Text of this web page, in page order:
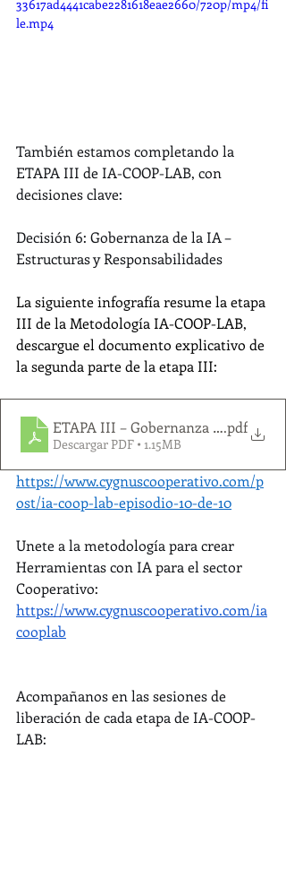
33617ad4441cabe2281618eae2660/720p/mp4/fi
le.mp4
También estamos completando la
ETAPA III de IA-COOP-LAB, con
decisiones clave:
Decisión 6: Gobernanza de la IA –
Estructuras y Responsabilidades
La siguiente infografía resume la etapa
III de la Metodología IA-COOP-LAB,
descargue el documento explicativo de
la segunda parte de la etapa III:
ETAPA III – Gobernanza y .pdf
Descargar PDF • 1.15MB
https://www.cygnuscooperativo.com/p
ost/ia-coop-lab-episodio-10-de-10
Unete a la metodología para crear
Herramientas con IA para el sector
Cooperativo:
https://www.cygnuscooperativo.com/ia
cooplab
Acompañanos en las sesiones de
liberación de cada etapa de IA-COOP-
LAB: